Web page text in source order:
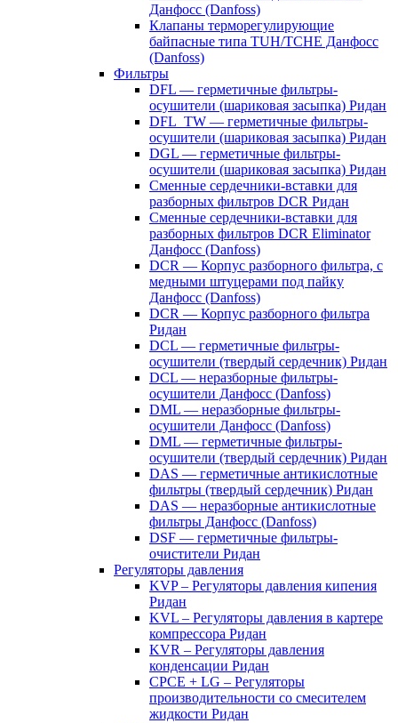
Данфосс (Danfoss)
Клапаны терморегулирующие
байпасные типа TUH/TCHE Данфосс
(Danfoss)
Фильтры
DFL — герметичные фильтры-
осушители (шариковая засыпка) Ридан
DFL_TW — герметичные фильтры-
осушители (шариковая засыпка) Ридан
DGL — герметичные фильтры-
осушители (шариковая засыпка) Ридан
Сменные сердечники-вставки для
разборных фильтров DCR Ридан
Сменные сердечники-вставки для
разборных фильтров DCR Eliminator
Данфосс (Danfoss)
DCR — Корпус разборного фильтра, с
медными штуцерами под пайку
Данфосс (Danfoss)
DCR — Корпус разборного фильтра
Ридан
DCL — герметичные фильтры-
осушители (твердый сердечник) Ридан
DCL — неразборные фильтры-
осушители Данфосс (Danfoss)
DML — неразборные фильтры-
осушители Данфосс (Danfoss)
DML — герметичные фильтры-
осушители (твердый сердечник) Ридан
DAS — герметичные антикислотные
фильтры (твердый сердечник) Ридан
DAS — неразборные антикислотные
фильтры Данфосс (Danfoss)
DSF — герметичные фильтры-
очистители Ридан
Регуляторы давления
KVP – Регуляторы давления кипения
Ридан
KVL – Регуляторы давления в картере
компрессора Ридан
KVR – Регуляторы давления
конденсации Ридан
CPCE + LG – Регуляторы
производительности со смесителем
жидкости Ридан